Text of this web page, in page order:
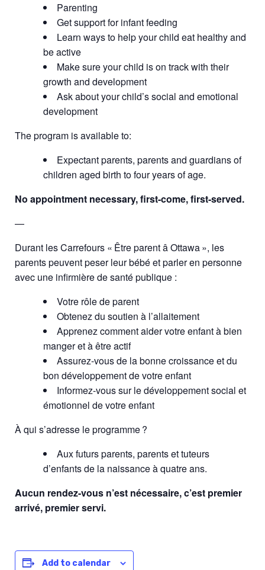
Parenting
Get support for infant feeding
Learn ways to help your child eat healthy and
be active
Make sure your child is on track with their
growth and development
Ask about your child’s social and emotional
development
The program is available to:
Expectant parents, parents and guardians of
children aged birth to four years of age.
No appointment necessary, first-come, first-served.
—
Durant les Carrefours « Être parent â Ottawa », les
parents peuvent peser leur bébé et parler en personne
avec une infirmière de santé publique :
Votre rôle de parent
Obtenez du soutien à l’allaitement
Apprenez comment aider votre enfant à bien
manger et à être actif
Assurez-vous de la bonne croissance et du
bon développement de votre enfant
Informez-vous sur le développement social et
émotionnel de votre enfant
À qui s’adresse le programme ?
Aux futurs parents, parents et tuteurs
d’enfants de la naissance à quatre ans.
Aucun rendez-vous n’est nécessaire, c’est premier
arrivé, premier servi.
Add to calendar